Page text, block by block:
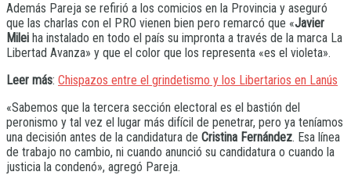
Además Pareja se refirió a los comicios en la Provincia y aseguró
que las charlas con el PRO vienen bien pero remarcó que «Javier
Milei ha instalado en todo el país su impronta a través de la marca La
Libertad Avanza» y que el color que los representa «es el violeta».
Leer más: Chispazos entre el grindetismo y los Libertarios en Lanús
«Sabemos que la tercera sección electoral es el bastión del
peronismo y tal vez el lugar más difícil de penetrar, pero ya teníamos
una decisión antes de la candidatura de Cristina Fernández. Esa línea
de trabajo no cambio, ni cuando anunció su candidatura o cuando la
justicia la condenó», agregó Pareja.